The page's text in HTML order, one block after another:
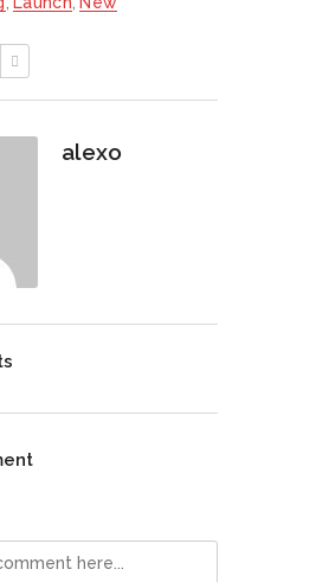
alexo